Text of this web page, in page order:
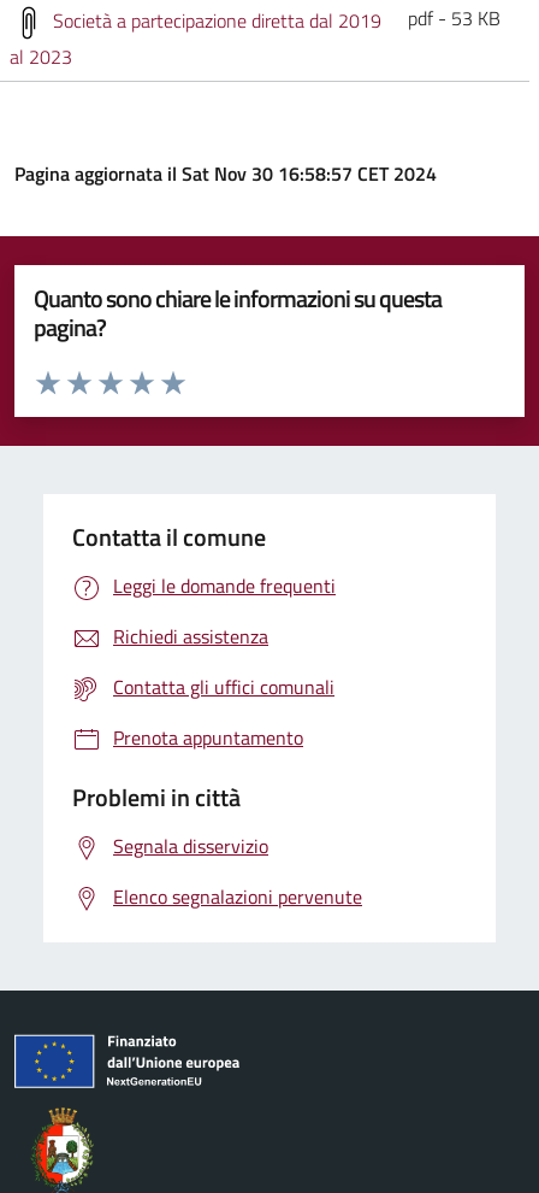
Società a partecipazione diretta dal 2019
al 2023
pdf - 53 KB
Pagina aggiornata il Sat Nov 30 16:58:57 CET 2024
Quanto sono chiare le informazioni su questa
pagina?
Valuta da 1 a 5 stelle la pagina
Valuta 5 stelle su 5
Valuta 4 stelle su 5
Valuta 3 stelle su 5
Valuta 2 stelle su 5
Valuta 1 stelle su 5
Contatta il comune
Leggi le domande frequenti
Richiedi assistenza
Contatta gli uffici comunali
Prenota appuntamento
Problemi in città
Segnala disservizio
Elenco segnalazioni pervenute